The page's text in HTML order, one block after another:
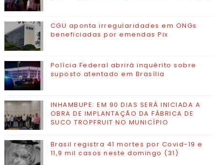
CGU aponta irregularidades em ONGs
beneficiadas por emendas Pix
Polícia Federal abrirá inquérito sobre
suposto atentado em Brasília
INHAMBUPE: EM 90 DIAS SERÁ INICIADA A
OBRA DE IMPLANTAÇÃO DA FÁBRICA DE
SUCO TROPFRUIT NO MUNICÍPIO
Brasil registra 41 mortes por Covid-19 e
11,9 mil casos neste domingo (31)